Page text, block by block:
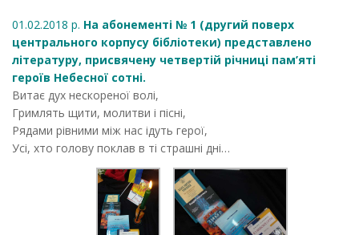
01.02.2018 р. На абонементі № 1 (другий поверх
центрального корпусу бібліотеки) представлено
літературу, присвячену четвертій річниці пам’яті
героїв Небесної сотні.
Витає дух нескореної волі,
Гримлять щити, молитви і пісні,
Рядами рівними між нас ідуть герої,
Усі, хто голову поклав в ті страшні дні…